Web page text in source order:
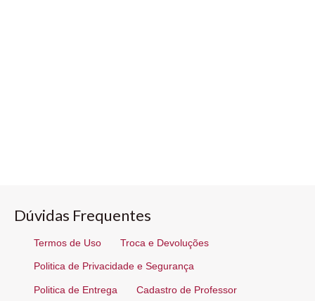
Dúvidas Frequentes
Termos de Uso Troca e Devoluções
Politica de Privacidade e Segurança
Politica de Entrega Cadastro de Professor